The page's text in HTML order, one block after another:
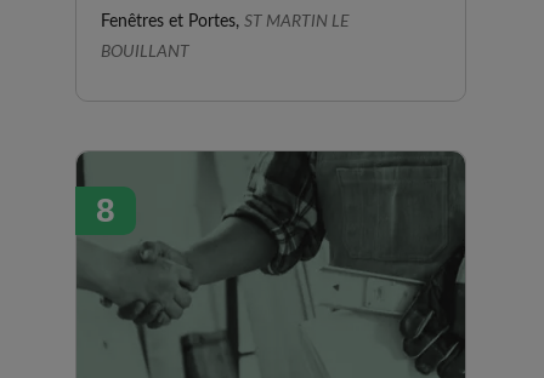
Fenêtres et Portes, ST MARTIN LE
BOUILLANT
8